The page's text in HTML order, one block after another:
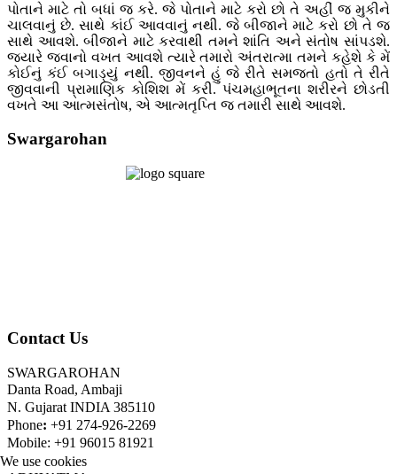
પોતાને માટે તો બધાં જ કરે. જે પોતાને માટે કરો છો તે અહીં જ મુકીને
ચાલવાનું છે. સાથે કાંઈ આવવાનું નથી. જે બીજાને માટે કરો છો તે જ
સાથે આવશે. બીજાને માટે કરવાથી તમને શાંતિ અને સંતોષ સાંપડશે.
જ્યારે જવાનો વખત આવશે ત્યારે તમારો અંતરાત્મા તમને કહેશે કે મેં
કોઈનું કંઈ બગાડ્યું નથી. જીવનને હું જે રીતે સમજતો હતો તે રીતે
જીવવાની પ્રામાણિક કોશિશ મેં કરી. પંચમહાભૂતના શરીરને છોડતી
વખતે આ આત્મસંતોષ, એ આત્મતૃપ્તિ જ તમારી સાથે આવશે.
Swargarohan
Contact Us
SWARGAROHAN
Danta Road, Ambaji
N. Gujarat INDIA 385110
Phone: +91 274-926-2269
Mobile: +91 96015 81921
We use cookies